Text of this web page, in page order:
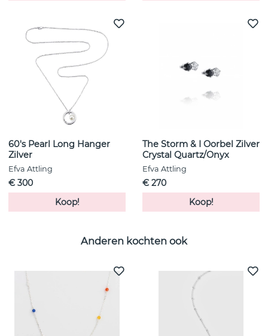
60's Pearl Long Hanger
Zilver
Efva Attling
€ 300
Koop!
The Storm & I Oorbel Zilver
Crystal Quartz/Onyx
Efva Attling
€ 270
Koop!
Anderen kochten ook